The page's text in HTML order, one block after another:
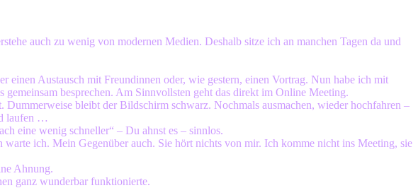
auch zu wenig von modernen Medien. Deshalb sitze ich an manchen Tagen da und
Austausch mit Freundinnen oder, wie gestern, einen Vortrag. Nun habe ich mit
besprechen. Am Sinnvollsten geht das direkt im Online Meeting.
Dummerweise bleibt der Bildschirm schwarz. Nochmals ausmachen, wieder hochfahren –
laufen …
eine wenig schneller“ – Du ahnst es – sinnlos.
ich. Mein Gegenüber auch. Sie hört nichts von mir. Ich komme nicht ins Meeting, sie
Ahnung.
ganz wunderbar funktionierte.